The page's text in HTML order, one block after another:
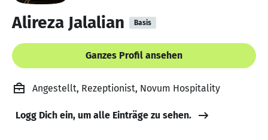
Alireza Jalalian Basis
Ganzes Profil ansehen
Angestellt, Rezeptionist, Novum Hospitality
Logg Dich ein, um alle Einträge zu sehen.